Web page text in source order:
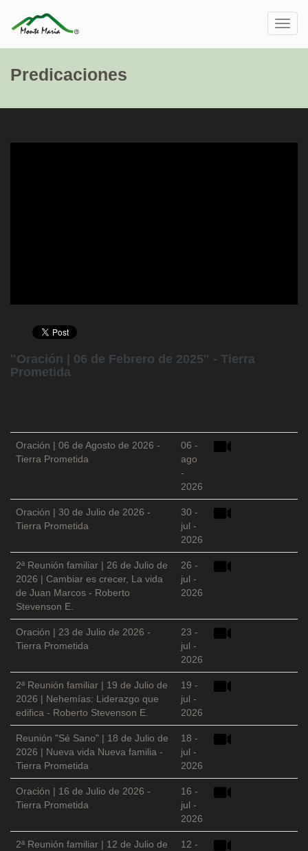
Predicaciones
"Oración | 06 de Febrero de 2025" - Tierra
Prometida
Oración | 06 de Agosto de 2026 -
Tierra Prometida
06 -
ago
-
2026
Oración | 30 de Julio de 2026 -
Tierra Prometida
30 -
jul -
2026
2ª Reunión familiar | 26 de Julio de
2026 | Cambiar es crecer, La vida
de Juan Marcos - Roberto
Stevenson E.
26 -
jul -
2026
Oración | 23 de Julio de 2026 -
Tierra Prometida
23 -
jul -
2026
2ª Reunión familiar | 19 de Julio de
2026 | Nehemías: Liderazgo que
edifica - Roberto Stevenson E.
19 -
jul -
2026
Reunión "Sé Sano" | 18 de Julio de
2026 | Nueva vida Nueva familia -
Tierra Prometida
18 -
jul -
2026
Oración | 16 de Julio de 2026 -
Tierra Prometida
16 -
jul -
2026
2ª Reunión familiar | 12 de Julio de
12 -